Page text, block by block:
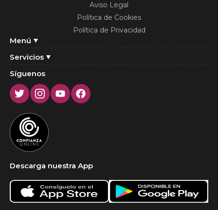
Menú
Servicios
Aviso Legal
Política de Cookies
Política de Privacidad
Síguenos
TwitterInstagram
YoutubeFacebook
Descarga nuestra App